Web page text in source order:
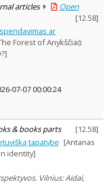
articles
Open
[12.58]
ar
Forest of Anykščiai):
07-07 00:00:24
& books parts [12.58]
tapatybę [Antanas
identity]
Vilnius: Aidai,